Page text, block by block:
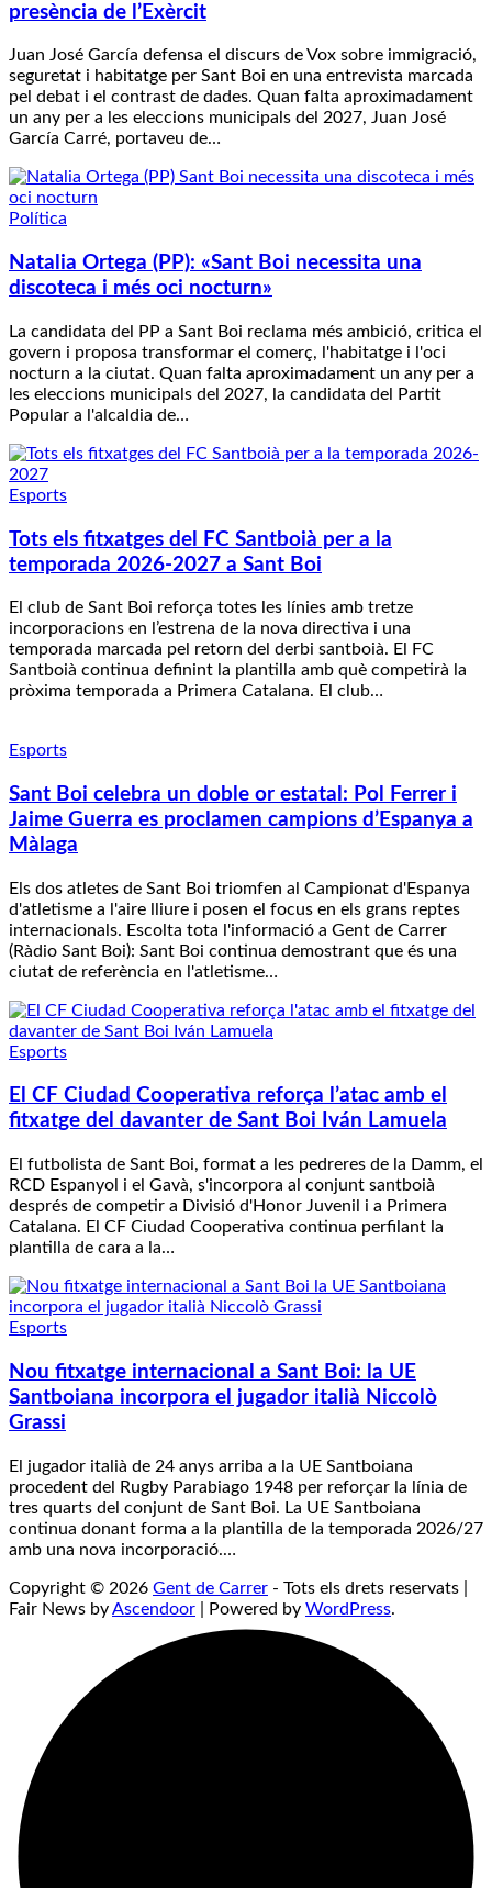
presència de l’Exèrcit
Juan José García defensa el discurs de Vox sobre immigració,
seguretat i habitatge per Sant Boi en una entrevista marcada
pel debat i el contrast de dades. Quan falta aproximadament
un any per a les eleccions municipals del 2027, Juan José
García Carré, portaveu de…
Política
Natalia Ortega (PP): «Sant Boi necessita una
discoteca i més oci nocturn»
La candidata del PP a Sant Boi reclama més ambició, critica el
govern i proposa transformar el comerç, l'habitatge i l'oci
nocturn a la ciutat. Quan falta aproximadament un any per a
les eleccions municipals del 2027, la candidata del Partit
Popular a l'alcaldia de…
Esports
Tots els fitxatges del FC Santboià per a la
temporada 2026-2027 a Sant Boi
El club de Sant Boi reforça totes les línies amb tretze
incorporacions en l’estrena de la nova directiva i una
temporada marcada pel retorn del derbi santboià. El FC
Santboià continua definint la plantilla amb què competirà la
pròxima temporada a Primera Catalana. El club…
Esports
Sant Boi celebra un doble or estatal: Pol Ferrer i
Jaime Guerra es proclamen campions d’Espanya a
Màlaga
Els dos atletes de Sant Boi triomfen al Campionat d'Espanya
d'atletisme a l'aire lliure i posen el focus en els grans reptes
internacionals. Escolta tota l'informació a Gent de Carrer
(Ràdio Sant Boi): Sant Boi continua demostrant que és una
ciutat de referència en l'atletisme…
Esports
El CF Ciudad Cooperativa reforça l’atac amb el
fitxatge del davanter de Sant Boi Iván Lamuela
El futbolista de Sant Boi, format a les pedreres de la Damm, el
RCD Espanyol i el Gavà, s'incorpora al conjunt santboià
després de competir a Divisió d'Honor Juvenil i a Primera
Catalana. El CF Ciudad Cooperativa continua perfilant la
plantilla de cara a la…
Esports
Nou fitxatge internacional a Sant Boi: la UE
Santboiana incorpora el jugador italià Niccolò
Grassi
El jugador italià de 24 anys arriba a la UE Santboiana
procedent del Rugby Parabiago 1948 per reforçar la línia de
tres quarts del conjunt de Sant Boi. La UE Santboiana
continua donant forma a la plantilla de la temporada 2026/27
amb una nova incorporació.…
Copyright © 2026 Gent de Carrer - Tots els drets reservats |
Fair News byAscendoor | Powered by WordPress.